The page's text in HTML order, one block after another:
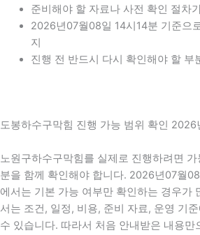
준비해야 할 자료나 사전 확인 절차
2026년07월08일 14시14분 기준으
지
진행 전 반드시 다시 확인해야 할 부
도봉하수구막힘 진행 가능 범위 확인
노원구하수구막힘를 실제로 진행하려면
분을 함께 확인해야 합니다. 2026년07월
에서는 기본 가능 여부만 확인하는 경우가
서는 조건, 일정, 비용, 준비 자료, 운영 기
수 있습니다. 따라서 처음 안내받은 내용만